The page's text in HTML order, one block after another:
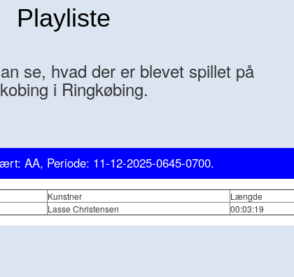
Playliste
se, hvad der er blevet spillet på
i Ringkøbing.
AA, Periode: 11-12-2025-0645-0700.
Kunstner
Længde
Lasse Christensen 00:03:19